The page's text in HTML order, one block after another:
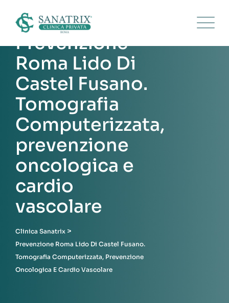
content
Prevenzione
Roma Lido Di
Castel Fusano.
Tomografia
Computerizzata,
prevenzione
oncologica e
cardio
vascolare
Clinica Sanatrix >
Prevenzione Roma Lido Di Castel Fusano.
Tomografia Computerizzata, Prevenzione
Oncologica E Cardio Vascolare